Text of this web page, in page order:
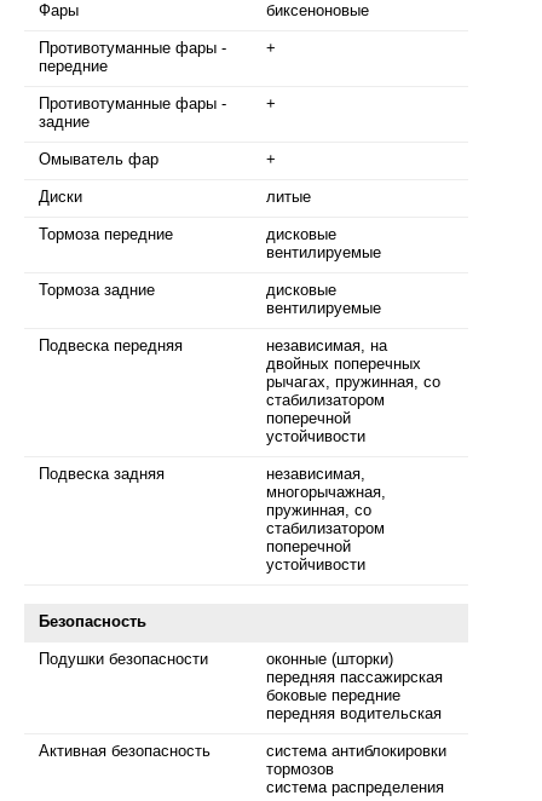
Фары биксеноновые
Противотуманные фары -
передние
+
Противотуманные фары -
задние
+
Омыватель фар +
Диски литые
Тормоза передние
дисковые
вентилируемые
Тормоза задние
дисковые
вентилируемые
Подвеска передняя
независимая, на
двойных поперечных
рычагах, пружинная, со
стабилизатором
поперечной
устойчивости
Подвеска задняя
независимая,
многорычажная,
пружинная, со
стабилизатором
поперечной
устойчивости
Безопасность
Подушки безопасности
оконные (шторки)
передняя пассажирская
боковые передние
передняя водительская
Активная безопасность
система антиблокировки
тормозов
система распределения